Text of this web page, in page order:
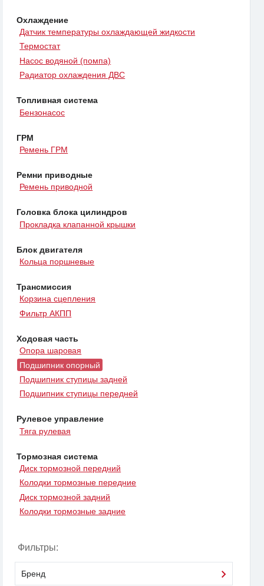
Охлаждение
Датчик температуры охлаждающей жидкости
Термостат
Насос водяной (помпа)
Радиатор охлаждения ДВС
Топливная система
Бензонасос
ГРМ
Ремень ГРМ
Ремни приводные
Ремень приводной
Головка блока цилиндров
Прокладка клапанной крышки
Блок двигателя
Кольца поршневые
Трансмиссия
Корзина сцепления
Фильтр АКПП
Ходовая часть
Опора шаровая
Подшипник опорный
Подшипник ступицы задней
Подшипник ступицы передней
Рулевое управление
Тяга рулевая
Тормозная система
Диск тормозной передний
Колодки тормозные передние
Диск тормозной задний
Колодки тормозные задние
Фильтры:
Бренд